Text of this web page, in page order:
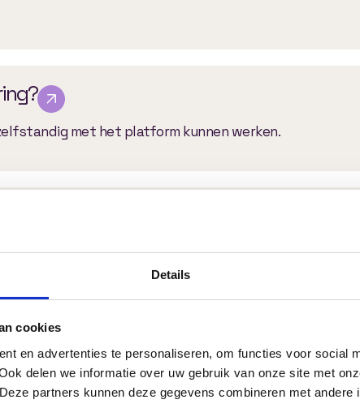
Details
cookies
en advertenties te personaliseren, om functies voor social
delen we informatie over uw gebruik van onze site met
partners kunnen deze gegevens combineren met andere
met het platform kunnen werken.
wensen, gevolgd door ontwerp, ontwikkeling,
van een online leeromgeving?
6 en 16 weken, afhankelijk van de complexiteit en